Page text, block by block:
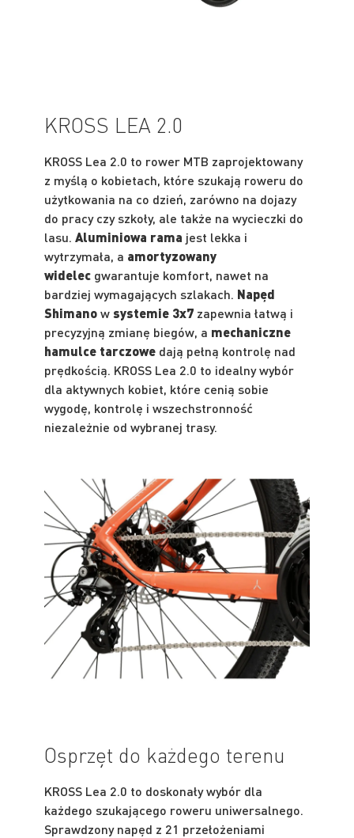
KROSS LEA 2.0
KROSS Lea 2.0 to rower MTB zaprojektowany
z myślą o kobietach, które szukają roweru do
użytkowania na co dzień, zarówno na dojazy
do pracy czy szkoły, ale także na wycieczki do
lasu. Aluminiowa rama jest lekka i
wytrzymała, a amortyzowany
widelec gwarantuje komfort, nawet na
bardziej wymagających szlakach. Napęd
Shimanowsystemie 3x7 zapewnia łatwą i
precyzyjną zmianę biegów, a mechaniczne
hamulce tarczowe dają pełną kontrolę nad
prędkością. KROSS Lea 2.0 to idealny wybór
dla aktywnych kobiet, które cenią sobie
wygodę, kontrolę i wszechstronność
niezależnie od wybranej trasy.
Osprzęt do każdego terenu
KROSS Lea 2.0 to doskonały wybór dla
każdego szukającego roweru uniwersalnego.
Sprawdzony napęd z 21 przełożeniami